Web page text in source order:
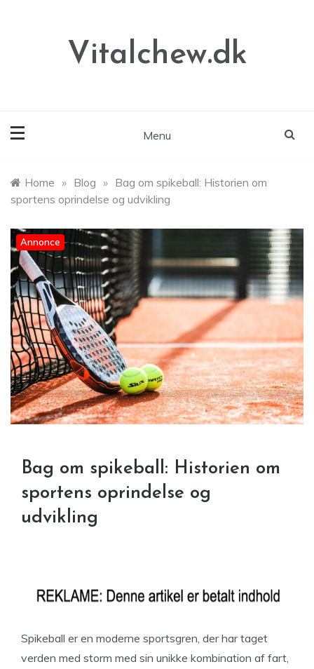
Vitalchew.dk
Menu
Home » Blog » Bag om spikeball: Historien om
sportens oprindelse og udvikling
Annonce
Bag om spikeball: Historien om
sportens oprindelse og
udvikling
Spikeball er en moderne sportsgren, der har taget
verden med storm med sin unikke kombination af fart,